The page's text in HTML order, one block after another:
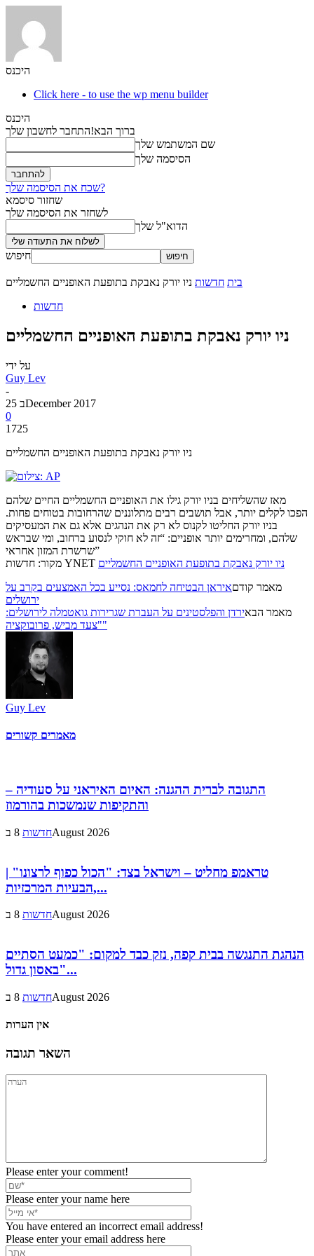
היכנס
Click here - to use the wp menu builder
היכנס
ברוך הבא!התחבר לחשבון שלך
שם המשתמש שלך
הסיסמה שלך
שכח את הסיסמה שלך?
שחזור סיסמא
לשחזר את הסיסמה שלך
הדוא"ל שלך
חיפוש
בית חדשות ניו יורק נאבקת בתופעת האופניים החשמליים
חדשות
ניו יורק נאבקת בתופעת האופניים החשמליים
על ידי
Guy Lev
-
25 בDecember 2017
0
1725
ניו יורק נאבקת בתופעת האופניים החשמליים
מאז שהשליחים בניו יורק גילו את האופניים החשמליים החיים שלהם
הפכו לקלים יותר, אבל תושבים רבים מתלוננים שהרחובות בטוחים פחות.
בניו יורק החליטו לקנוס לא רק את הנהגים אלא גם את המעסיקים
שלהם, ומחרימים יותר אופניים: “זה לא חוקי לנסוע ברחוב, ומי שבראש
שרשרת המזון אחראי”
מקור: חדשות YNET ניו יורק נאבקת בתופעת האופניים החשמליים
מאמר קודםאיראן הבטיחה לחמאס: נסייע בכל האמצעים בקרב על
ירושלים
מאמר הבאירדן והפלסטינים על העברת שגרירות גואטמלה לירושלים:
"צעד מביש, פרובוקציה"
Guy Lev
מאמרים קשורים
התגובה לברית ההגנה: האיום האיראני על סעודיה –
והתקיפות שנמשכות בהורמוז
חדשות8 בAugust 2026
טראמפ מחליט – וישראל בצד: "הכול כפוף לרצונו" |
הבעיות המרכזיות,...
חדשות8 בAugust 2026
הנהגת התנגשה בבית קפה, נזק כבד למקום: "כמעט הסתיים
באסון גדול"...
חדשות8 בAugust 2026
אין הערות
השאר תגובה
Please enter your comment!
Please enter your name here
You have entered an incorrect email address!
Please enter your email address here